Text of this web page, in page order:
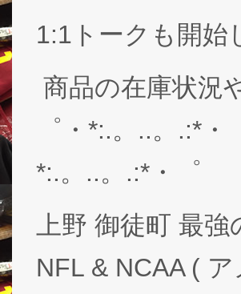
1:1トークも開始
商品の在庫状況
゜・*:.。..。.:*
*:.。..。.:*・゜
上野 御徒町 最
NFL & NCAA (